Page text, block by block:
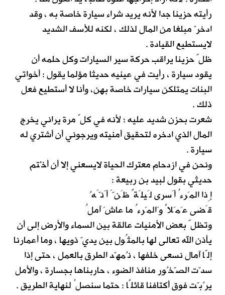
رأيته حزينا جدا لأنه يريد شراء سيارة خاصة به ، وقد
ادخرّ مبلغا من المال لذلك ، لكنه للأسف الشديد
لايستطيع القيادة .
ظلّ حزينا يراقب حركة سير السيارات وكل حلمه أن
يقود سيارة ، رأيت في عينيه حديثا مؤلما يقول : أخواتي
البنات يمتلكن سيارات خاصة بهن، وأنا لا أستطيع فعل
ذلك .
شعرت بحزن شديد عليه ؛ لأنه في كلّ مرة يراني يخرج
المال الذي ادخره لتحقيق أمنيته ويرجوني أن أشتري له
سيارة .
ونحن في ازدحام معترك الحياة لايسعني إلا أن أخْتم
حديثي بقول لبيد بن ربيعة :
إِذا المَرءُ أَسرى لَيلَةً ظَنَّ أَنَّهُ
قَضى عَمَلاً وَالمَرءُ ما عاشَ آملُ
وتظلّ بعض الأمنيات عالقة بين السماء والأرض إلى أن
يأذن الله تعالى لها بالمثُول بين يديّ ذويها ، وما أعمارنا
إلّا آمال نسعى خلفها ، نُمهّد الطرق بالعمل ، حتى إذا
سدّت الصّخُور منافذ الضوء ، حاربناها بجسارة ، والأمل
يرُبّت فوق أكتافنا قائلًا : حتما سنصلُ لنهاية الطريق .